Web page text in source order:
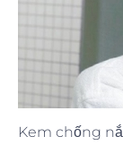
Kem chống